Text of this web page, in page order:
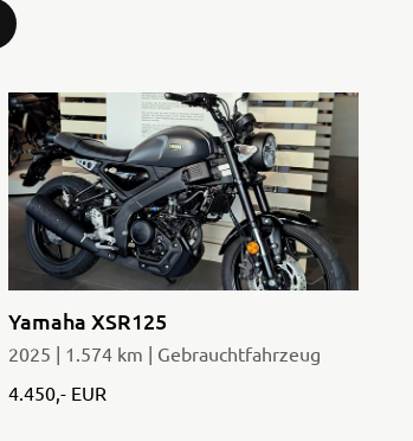
Yamaha XSR125
2025 | 1.574 km | Gebrauchtfahrzeug
4.450,- EUR